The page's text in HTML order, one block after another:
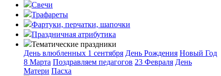
Свечи
Трафареты
Фартуки, перчатки, шапочки
Праздничная атрибутика
Тематические праздники
День влюбленных 1 сентября День Рождения Новый Год
8 Марта Поздравляем педагогов 23 Февраля День
Матери Пасха